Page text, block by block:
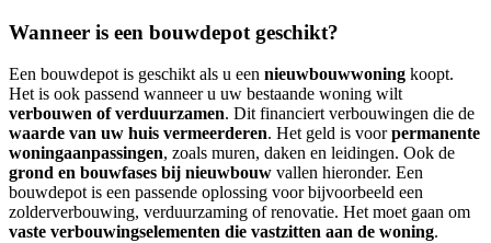
Wanneer is een bouwdepot geschikt?
Een bouwdepot is geschikt als u een nieuwbouwwoning koopt.
Het is ook passend wanneer u uw bestaande woning wilt
verbouwen of verduurzamen. Dit financiert verbouwingen die de
waarde van uw huis vermeerderen. Het geld is voorpermanente
woningaanpassingen, zoals muren, daken en leidingen. Ook de
grond en bouwfases bij nieuwbouw vallen hieronder. Een
bouwdepot is een passende oplossing voor bijvoorbeeld een
zolderverbouwing, verduurzaming of renovatie. Het moet gaan om
vaste verbouwingselementen die vastzitten aan de woning.